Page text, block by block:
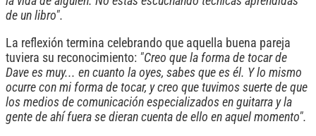
de un libro".
La reflexión termina celebrando que aquella buena pareja
tuviera su reconocimiento: "Creo que la forma de tocar de
Dave es muy... en cuanto la oyes, sabes que es él. Y lo mismo
ocurre con mi forma de tocar, y creo que tuvimos suerte de que
los medios de comunicación especializados en guitarra y la
gente de ahí fuera se dieran cuenta de ello en aquel momento".